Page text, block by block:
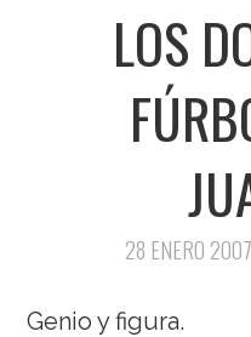
MIS VIAJES
LOS
28 ENERO 2007
Genio y figura.